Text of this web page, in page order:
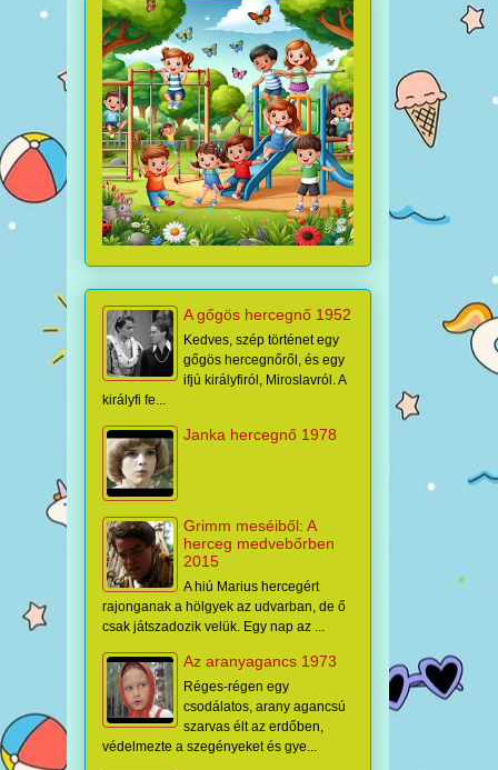
A gőgös hercegnő 1952
Kedves, szép történet egy
gőgös hercegnőről, és egy
ifjú királyfiról, Miroslavról. A
királyfi fe...
Janka hercegnő 1978
Grimm meséiből: A
herceg medvebőrben
2015
A hiú Marius hercegért
rajonganak a hölgyek az udvarban, de ő
csak játszadozik velük. Egy nap az ...
Az aranyagancs 1973
Réges-régen egy
csodálatos, arany agancsú
szarvas élt az erdőben,
védelmezte a szegényeket és gye...